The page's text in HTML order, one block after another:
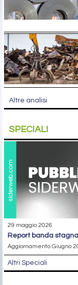
Altre analisi
SPECIALI
29 maggio 2026
report banda
Aggiornamento Giugno
Altri Speciali